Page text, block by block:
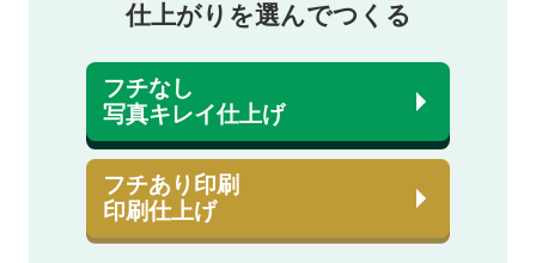
仕上がりを選んでつくる
フチなし
写真キレイ仕上げ
フチあり印刷
印刷仕上げ